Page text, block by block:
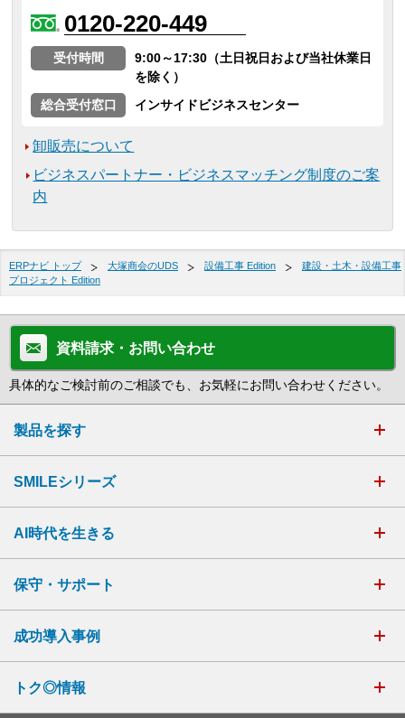
0120-220-449
受付時間
9:00～17:30（土日祝日および当社休業日
を除く）
総合受付窓口
インサイドビジネスセンター
卸販売について
ビジネスパートナー・ビジネスマッチング制度のご案
内
ERPナビ トップ 大塚商会のUDS 設備工事 Edition
建設・土木・設備工事
プロジェクト Edition
資料請求・お問い合わせ
具体的なご検討前のご相談でも、お気軽にお問い合わせください。
製品を探す
SMILEシリーズ
AI時代を生きる
保守・サポート
成功導入事例
トク◎情報